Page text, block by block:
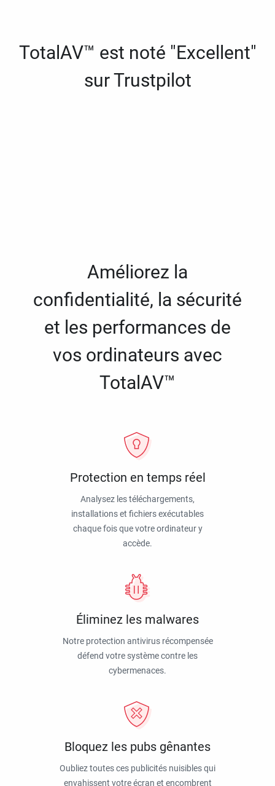
TotalAV™ est noté "Excellent"
sur Trustpilot
Améliorez la
confidentialité, la sécurité
et les performances de
vos ordinateurs avec
TotalAV™
Protection en temps réel
Analysez les téléchargements,
installations et fichiers exécutables
chaque fois que votre ordinateur y
accède.
Éliminez les malwares
Notre protection antivirus récompensée
défend votre système contre les
cybermenaces.
Bloquez les pubs gênantes
Oubliez toutes ces publicités nuisibles qui
envahissent votre écran et encombrent